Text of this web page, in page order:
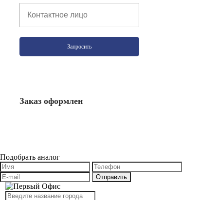
Запросить
Заказ оформлен
Подобрать аналог